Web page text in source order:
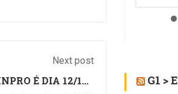
Next post
É DIA 12/10 -
G1 >